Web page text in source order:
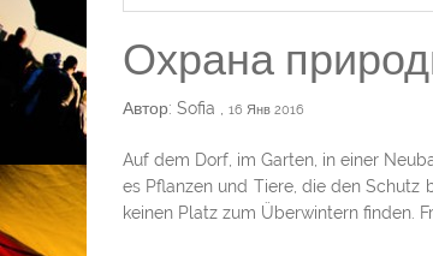
Охрана
Автор: Sofia 16 Янв 2016
Auf dem Dorf, im Garten, in einer
es Pflanzen und Tiere, die den Schutz
keinen Platz zum Überwintern finden.